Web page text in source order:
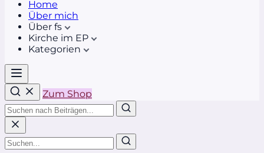
Home
Über mich
Über fs
Kirche im EP
Kategorien
Zum Shop